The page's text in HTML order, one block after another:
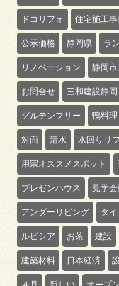
ドコリフォ 住宅施工事
公示価格 静岡県 ラ
リノベーション 静岡
お問合せ 三和建設静
グルテンフリー 鴨料理
対面 清水 水回りリ
用宗オススメスポット
プレゼンハウス 見学
アンダーリビング タ
ルピシア お茶 建設
建築材料 日本経済